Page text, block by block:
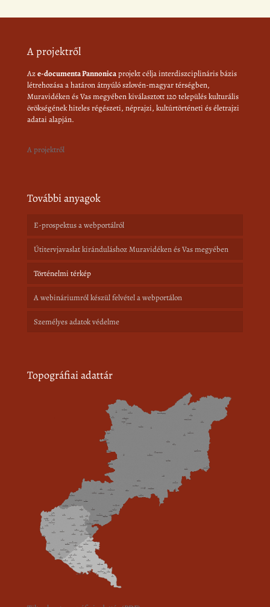
A projektről
Aze-documenta Pannonicaprojekt célja interdiszciplináris bázis
létrehozása a határon átnyúló szlovén-magyar térségben,
Muravidéken és Vas megyében kiválasztott 120 település kulturális
örökségének hiteles régészeti, néprajzi, kultúrtörténeti és életrajzi
adatai alapján.
A projektről
További anyagok
E-prospektus a webportálról
Útitervjavaslat kiránduláshoz Muravidéken és Vas megyében
Történelmi térkép
A webináriumról készül felvétel a webportálon
Személyes adatok védelme
Topográfiai adattár